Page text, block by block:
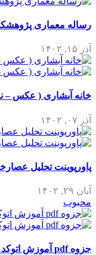
رساله معماری
آذر ۱۵, ۱۴۰۲
خانه آبشاری ( عکس –
آذر ۰۷, ۱۴۰۲
پاورپوینت تحلیل عصارخانه
آبان ۲۹, ۱۴۰۲
محبوب
جزوه pdf آموزش اتوکد 2017